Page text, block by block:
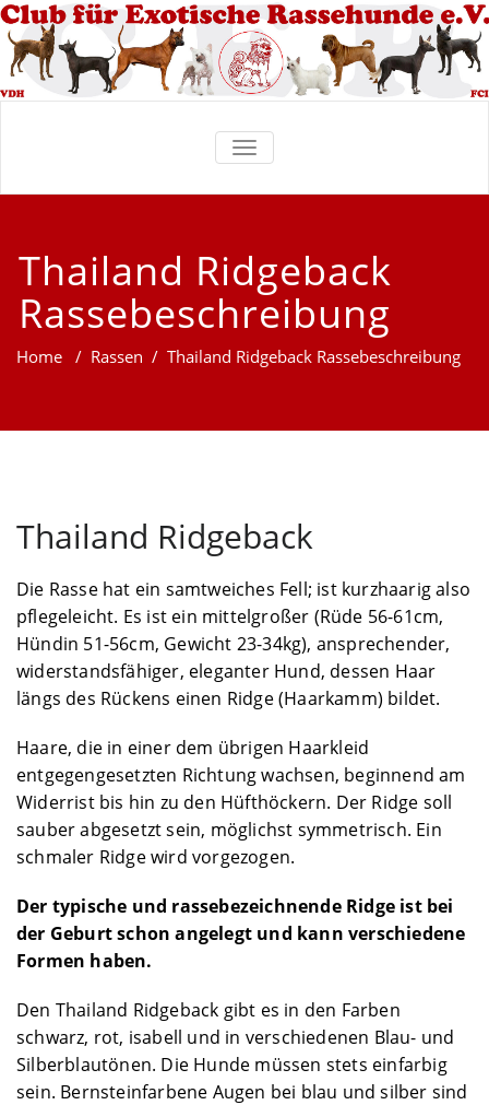
TOGGLE
NAVIGATION
Thailand Ridgeback
Rassebeschreibung
Home / Rassen / Thailand Ridgeback Rassebeschreibung
Thailand Ridgeback
Die Rasse hat ein samtweiches Fell; ist kurzhaarig also
pflegeleicht. Es ist ein mittelgroßer (Rüde 56-61cm,
Hündin 51-56cm, Gewicht 23-34kg), ansprechender,
widerstandsfähiger, eleganter Hund, dessen Haar
längs des Rückens einen Ridge (Haarkamm) bildet.
Haare, die in einer dem übrigen Haarkleid
entgegengesetzten Richtung wachsen, beginnend am
Widerrist bis hin zu den Hüfthöckern. Der Ridge soll
sauber abgesetzt sein, möglichst symmetrisch. Ein
schmaler Ridge wird vorgezogen.
Der typische und rassebezeichnende Ridge ist bei
der Geburt schon angelegt und kann verschiedene
Formen haben.
Den Thailand Ridgeback gibt es in den Farben
schwarz, rot, isabell und in verschiedenen Blau- und
Silberblautönen. Die Hunde müssen stets einfarbig
sein. Bernsteinfarbene Augen bei blau und silber sind